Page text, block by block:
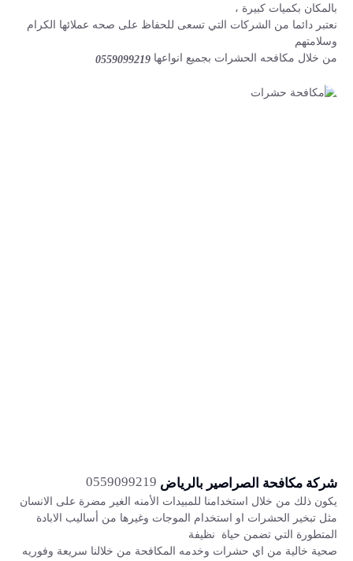
بالمكان بكميات كبيرة ،
نعتبر دائما من الشركات التي تسعى للحفاظ على صحه عملائها الكرام
وسلامتهم
من خلال مكافحه الحشرات بجميع انواعها 0559099219
شركة مكافحة الصراصير بالرياض
يكون ذلك من خلال استخدامنا للمبيدات الأمنه الغير مضرة على الانسان
مثل تبخير الحشرات او استخدام الموجات وغيرها من أساليب الابادة
المتطورة التي تضمن حياة نظيفة
صحية خالية من اي حشرات وخدمه المكافحة من خلالنا سريعة وفوريه